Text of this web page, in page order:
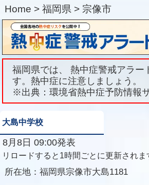
Home > 福岡県 > 宗像市
福岡県では、 熱中症警戒アラー
す。熱中症に注意しましょう。
※出典：環境省熱中症予防情報
大島中学校
8月8日 09:00発表
リロードすると1時間ごとに更新されま
所在地： 福岡県宗像市大島1181